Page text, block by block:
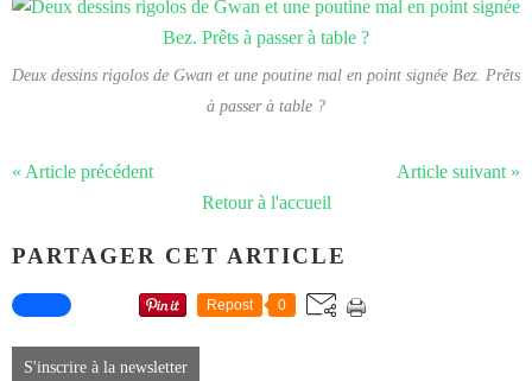
Deux dessins rigolos de Gwan et une poutine mal en point signée Bez. Prêts
à passer à table ?
« Article précédent
Article suivant »
Retour à l'accueil
PARTAGER CET ARTICLE
Repost 0
S'inscrire à la newsletter